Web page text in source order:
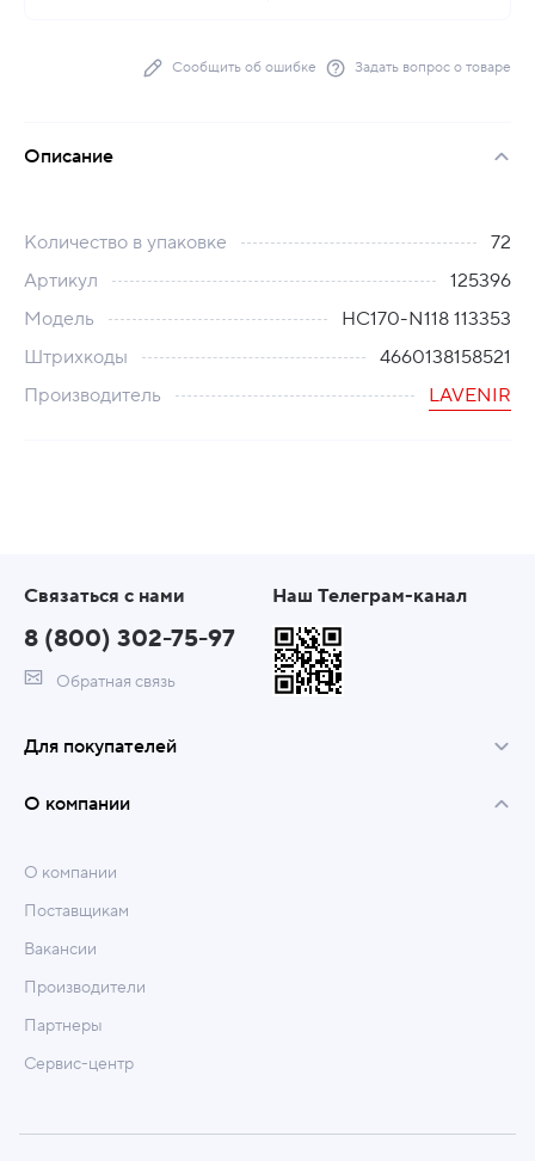
Сообщить об ошибке Задать вопрос о товаре
Описание
Количество в упаковке
72
Артикул
125396
Модель
HC170-N118 113353
Штрихкоды
4660138158521
Производитель
LAVENIR
Связаться с нами
8 (800) 302-75-97
Обратная связь
Наш Телеграм-канал
Для покупателей
О компании
О компании
Поставщикам
Вакансии
Производители
Партнеры
Сервис-центр